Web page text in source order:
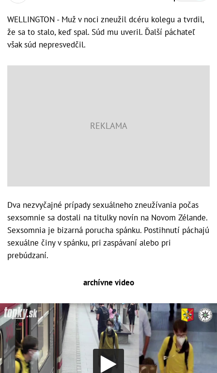
WELLINGTON - Muž v noci zneužil dcéru kolegu a tvrdil,
že sa to stalo, keď spal. Súd mu uveril. Ďalší páchateľ
však súd nepresvedčil.
Dva nezvyčajné prípady sexuálneho zneužívania počas
sexsomnie sa dostali na titulky novín na Novom Zélande.
Sexsomnia je bizarná porucha spánku. Postihnutí páchajú
sexuálne činy v spánku, pri zaspávaní alebo pri
prebúdzaní.
archívne video